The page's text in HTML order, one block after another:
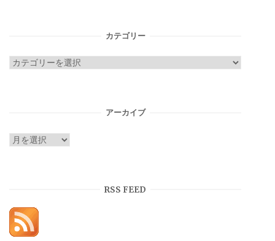
カテゴリー
カ
アーカイブ
ア
RSS FEED